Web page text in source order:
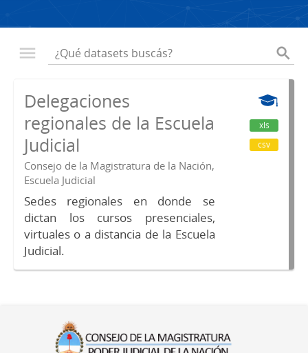
Delegaciones
regionales de la Escuela
Judicial
Consejo de la Magistratura de la Nación,
Escuela Judicial
Sedes regionales en donde se
dictan los cursos presenciales,
virtuales o a distancia de la Escuela
Judicial.
xls
csv